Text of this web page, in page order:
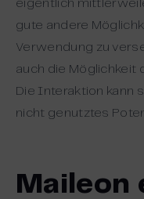
eigentlich
gute andere
Verwendung zu
auch die Möglichkeit
Die Interaktion kann
nicht genutztes
Maileon